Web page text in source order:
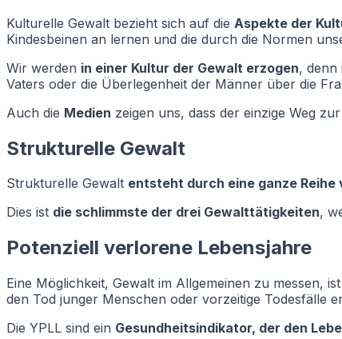
Kulturelle Gewalt bezieht sich auf die Aspekte der
Kindesbeinen an lernen und die durch die Normen
Wir werden in einer Kultur der Gewalt erzogen, denn
Vaters oder die Überlegenheit der Männer über die
Auch die Medien zeigen uns, dass der einzige Weg
Strukturelle Gewalt
Strukturelle Gewalt entsteht durch eine ganze
Dies ist die schlimmste der drei Gewalttätigkeiten,
Potenziell verlorene Lebensjahre
Eine Möglichkeit, Gewalt im Allgemeinen zu messen,
den Tod junger Menschen oder vorzeitige Todesfälle
Die YPLL sind ein Gesundheitsindikator, der den